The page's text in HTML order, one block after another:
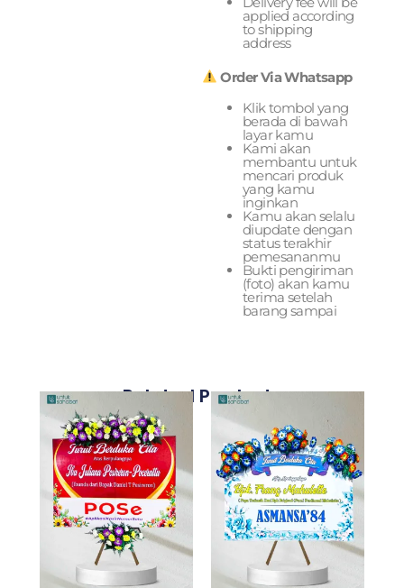
applied according
to shipping
address
Order Via Whatsapp
Klik tombol yang
berada di bawah
layar kamu
Kami akan
membantu untuk
mencari produk
yang kamu
inginkan
Kamu akan selalu
diupdate dengan
status terakhir
pemesananmu
Bukti pengiriman
(foto) akan kamu
terima setelah
barang sampai
Related Products